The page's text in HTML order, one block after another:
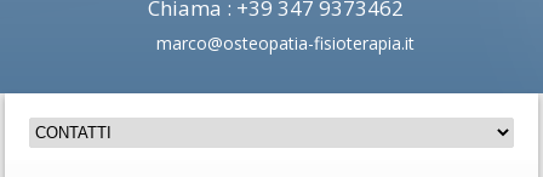
Chiama : +39 347 9373462
marco@osteopatia-fisioterapia.it